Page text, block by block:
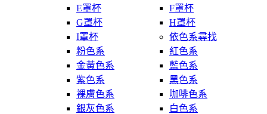
E罩杯
F罩杯
G罩杯
H罩杯
I罩杯
依色系尋找
粉色系
紅色系
金黃色系
藍色系
紫色系
黑色系
裸膚色系
咖啡色系
銀灰色系
白色系